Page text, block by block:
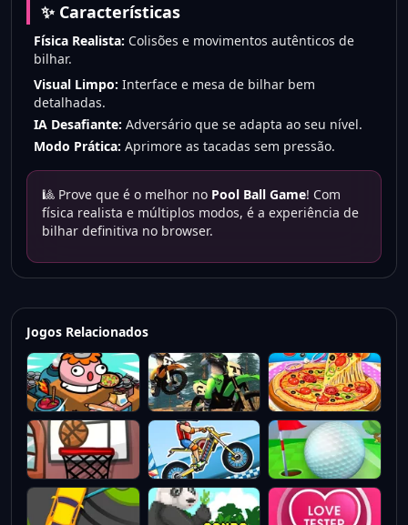
✨ Características
Física Realista: Colisões e movimentos autênticos de
bilhar.
Visual Limpo: Interface e mesa de bilhar bem
detalhadas.
IA Desafiante: Adversário que se adapta ao seu nível.
Modo Prática: Aprimore as tacadas sem pressão.
🎱 Prove que é o melhor no Pool Ball Game! Com
física realista e múltiplos modos, é a experiência de
bilhar definitiva no browser.
Jogos Relacionados